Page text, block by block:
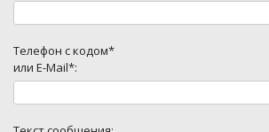
Телефон с кодом*
или E-Mail*: